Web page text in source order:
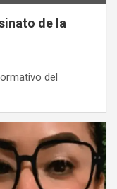
de la
del